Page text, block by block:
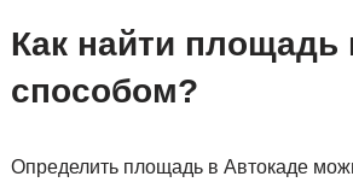
Как найти площадь
способом?
Определить площадь в Автокаде